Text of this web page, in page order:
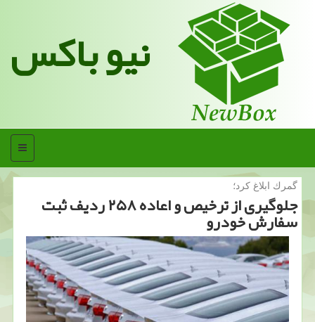
نیو باکس
منو
گمرك ابلاغ كرد؛
جلوگیری از ترخیص و اعاده ۲۵۸ ردیف ثبت
سفارش خودرو